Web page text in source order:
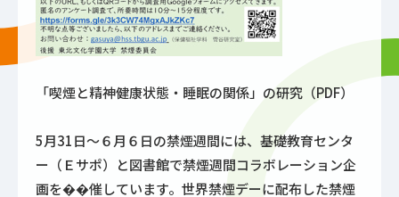
「喫煙と精神健康状態・睡眠の関係」の研究（PDF）
5月31日～６月６日の禁煙週間には、基礎教育センタ
ー（Ｅサポ）と図書館で禁煙週間コラボレーション企
画を��催しています。世界禁煙デーに配布した禁煙